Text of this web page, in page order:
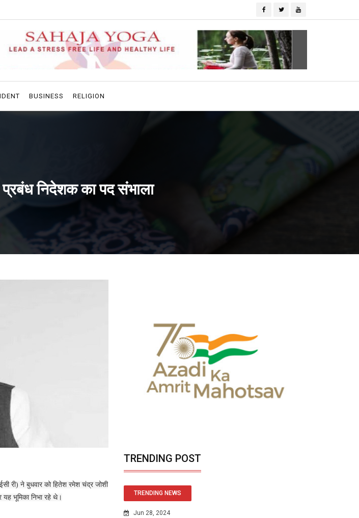
BUSINESS RELIGION
निदेशक का पद संभाला
री) ने बुधवार को हितेश रमेश चंद्र जोशी
भूमिका निभा रहे थे।
TRENDING POST
TRENDING NEWS
Jun 28, 2024